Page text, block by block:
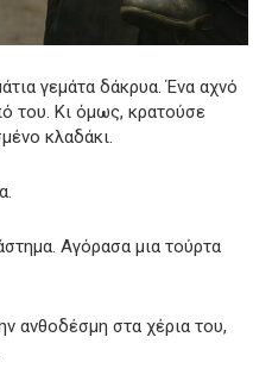
γεμάτα δάκρυα. Ένα αχνό
του. Κι όμως, κρατούσε
κλαδάκι.
Αγόρασα μια τούρτα
ανθοδέσμη στα χέρια του,